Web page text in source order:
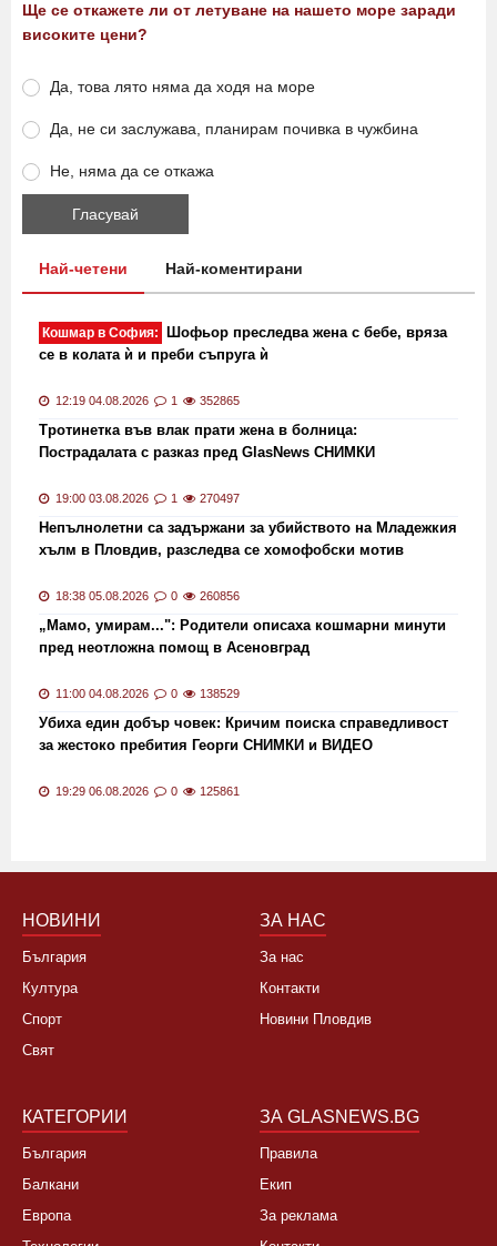
Ще се откажете ли от летуване на нашето море заради
високите цени?
Да, това лято няма да ходя на море
Да, не си заслужава, планирам почивка в чужбина
Не, няма да се откажа
Най-четени Най-коментирани
Кошмар в София:
Шофьор преследва жена с бебе, вряза
се в колата ѝ и преби съпруга ѝ
12:19 04.08.2026 1 352865
Тротинетка във влак прати жена в болница:
Пострадалата с разказ пред GlasNews СНИМКИ
19:00 03.08.2026 1 270497
Непълнолетни са задържани за убийството на Младежкия
хълм в Пловдив, разследва се хомофобски мотив
18:38 05.08.2026 0 260856
„Мамо, умирам...": Родители описаха кошмарни минути
пред неотложна помощ в Асеновград
11:00 04.08.2026 0 138529
Убиха един добър човек: Кричим поиска справедливост
за жестоко пребития Георги СНИМКИ и ВИДЕО
19:29 06.08.2026 0 125861
НОВИНИ
България
Култура
Спорт
Свят
ЗА НАС
За нас
Контакти
Новини Пловдив
КАТЕГОРИИ
България
Балкани
Европа
ЗА GLASNEWS.BG
Правила
Екип
За реклама